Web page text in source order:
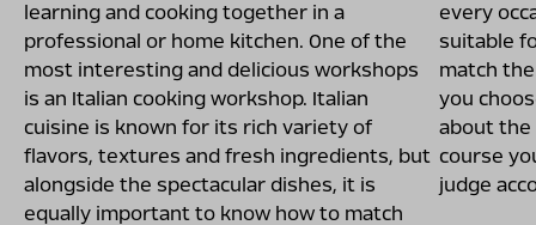
learning and cooking together in a
professional or home kitchen. One of the
most interesting and delicious workshops
is an Italian cooking workshop. Italian
cuisine is known for its rich variety of
flavors, textures and fresh ingredients, but
alongside the spectacular dishes, it is
equally important to know how to match
every
suitable
match
you
about the
course
judge